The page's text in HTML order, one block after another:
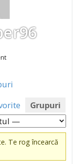
Grupuri
Te rog încearcă